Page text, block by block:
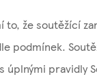
to, že soutěžící
podmínek.
úplnými pravidly